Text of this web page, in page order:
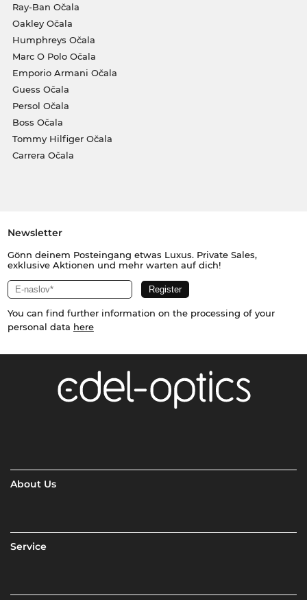
Ray-Ban Očala
Oakley Očala
Humphreys Očala
Marc O Polo Očala
Emporio Armani Očala
Guess Očala
Persol Očala
Boss Očala
Tommy Hilfiger Očala
Carrera Očala
Newsletter
Gönn deinem Posteingang etwas Luxus. Private Sales,
exklusive Aktionen und mehr warten auf dich!
You can find further information on the processing of your
personal data here
About Us
Service